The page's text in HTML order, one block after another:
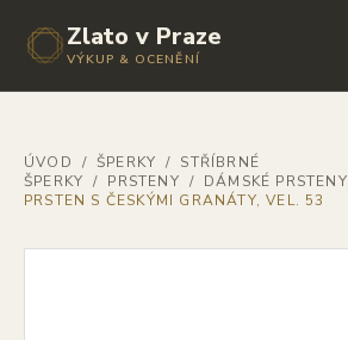
Zlato v Praze
VÝKUP & OCENĚNÍ
ÚVOD / ŠPERKY / STŘÍBRNÉ
ŠPERKY / PRSTENY / DÁMSKÉ PRSTENY
PRSTEN S ČESKÝMI GRANÁTY, VEL. 53